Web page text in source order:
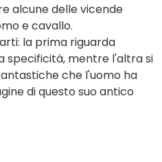
alcune delle vicende
e cavallo.
la prima riguarda
specificità, mentre l'altra si
che l'uomo ha
di questo suo antico